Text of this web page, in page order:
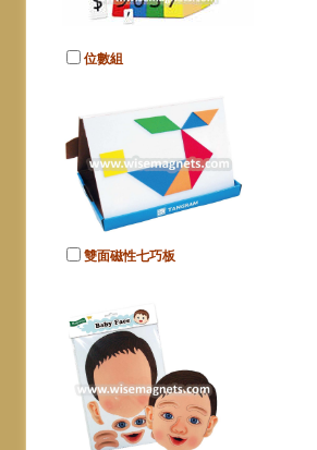
位數組
雙面磁性七巧板